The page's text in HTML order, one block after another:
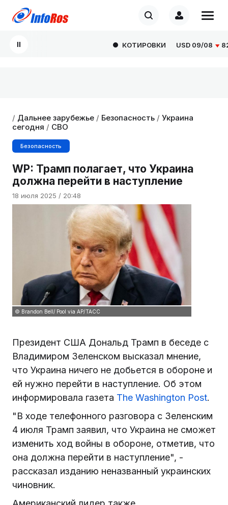
КОТИРОВКИ USD09/08
/ Дальнее зарубежье / Безопасность / Украина
сегодня / СВО
Безопасность
WP: Трамп полагает, что Украина
должна перейти в наступление
18 июля 2025 / 20:48
© Brandon Bell/ Pool via AP/ТАСС
Президент США Дональд Трамп в беседе с
Владимиром Зеленском высказал мнение,
что Украина ничего не добьется в обороне и
ей нужно перейти в наступление. Об этом
информировала газета The Washington Post.
"В ходе телефонного разговора с Зеленским
4 июля Трамп заявил, что Украина не сможет
изменить ход войны в обороне, отметив, что
она должна перейти в наступление", -
рассказал изданию неназванный украинских
чиновник.